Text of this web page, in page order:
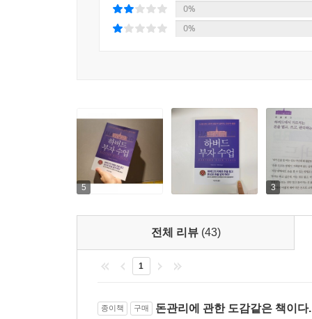
적극적이고 온건한 방향으로 발전할 것이다.
--- 본문 중에서
대출소비를 할 때는 자신의 미래 수입에 대한 현
성이 높다. 이에 따라 자신과 가족의 생활이 곤경
어야 한다.
돈을 쓰는 것은 즐거움이고, 저축은 고통스러운
축할 수 있는 것보다 적다. 하지만 지금 써버리는
수입의 절반 이쪽저쪽이다. 심지어 그 이상인 경
--- 본문 중에서
0%
0%
5 3
전체 리뷰 (43)
1
종이책 구매 돈관리에 관한 도감같은 책이다.